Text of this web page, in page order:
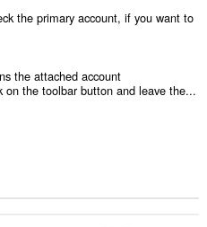
the primary account, if you want to
the attached account
on the toolbar button and leave the...